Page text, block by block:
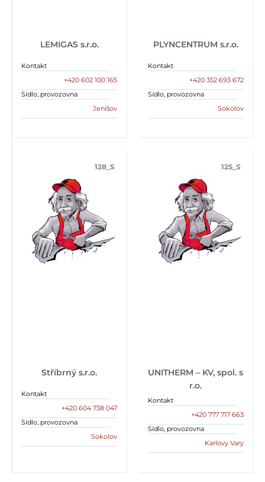
LEMIGAS s.r.o.
Kontakt
+420 602 100 165
Sídlo, provozovna
Jenišov
PLYNCENTRUM s.r.o.
Kontakt
+420 352 693 672
Sídlo, provozovna
Sokolov
Stříbrný s.r.o.
128_S
Kontakt
+420 604 738 047
Sídlo, provozovna
Sokolov
UNITHERM – KV, spol. s
r.o.
125_S
Kontakt
+420 777 717 663
Sídlo, provozovna
Karlovy Vary